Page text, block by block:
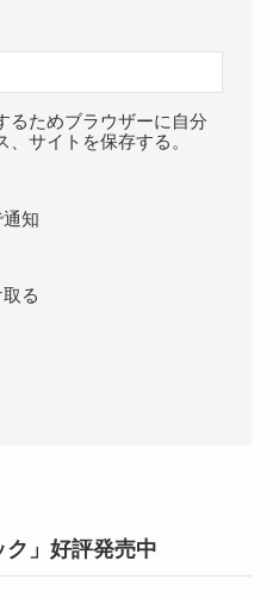
るためブラウザーに自分
サイトを保存する。
知
る
ク」好評発売中